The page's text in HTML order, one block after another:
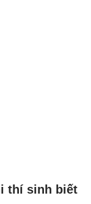
thí sinh biết